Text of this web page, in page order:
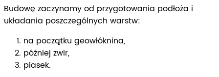
Budowę zaczynamy od przygotowania podłoża i
układania poszczególnych warstw:
na początku geowłóknina,
później żwir,
piasek.